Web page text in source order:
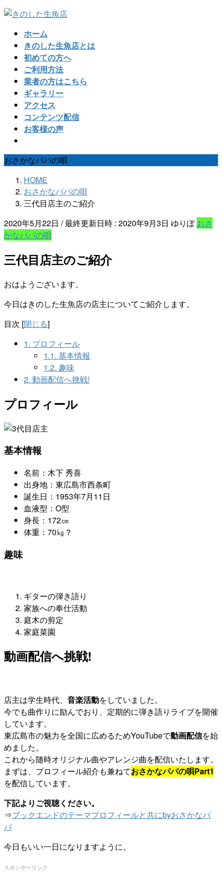
コ
ナ
ホーム
きのした生魚店とは
初めての方へ
ご利用方法
業者の方はこちら
ギャラリー
アクセス
コンテンツ配信
お客様の声
おさかなパパの唄
HOME
おさかなパパの唄
三代目店主のご紹介
2020年5月22日 / 最終更新日時 : 2020年9月3日 ゆりぽ おさ
かなパパの唄
三代目店主のご紹介
おはようございます。
今日はきのした生魚店の店主についてご紹介します。
目次 [閉じる]
1. プロフィール
1.1. 基本情報
1.2. 趣味
2. 動画配信へ挑戦!
プロフィール
基本情報
名前：木下 秀喜
出身地：東広島市西条町
誕生日：1953年7月11日
血液型：O型
身長：172㎝
体重：70㎏？
趣味
ギターの弾き語り
家族への奉仕活動
庭木の剪定
家庭菜園
動画配信へ挑戦!
店主は学生時代、 音楽活動をしていました。
今でも曲作りに励んでおり、定期的に弾き語りライブを開催
しています。
東広島市の魅力を全国に広めるためYouTubeで動画配信を始
めました。
これから随時オリジナル曲やアレンジ曲を配信いたします。
まずは、プロフィール紹介も兼ねておさかなパパの唄Part1
を配信しています。
下記よりご視聴ください。
⇒ブックエンドのテーマプロフィールと共にbyおさかなパ
パ
今日もいい一日になりますように。
スポンサーリンク